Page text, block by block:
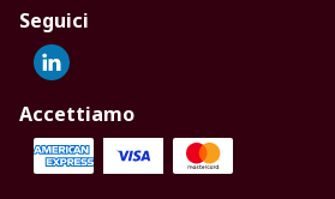
Seguici
Accettiamo